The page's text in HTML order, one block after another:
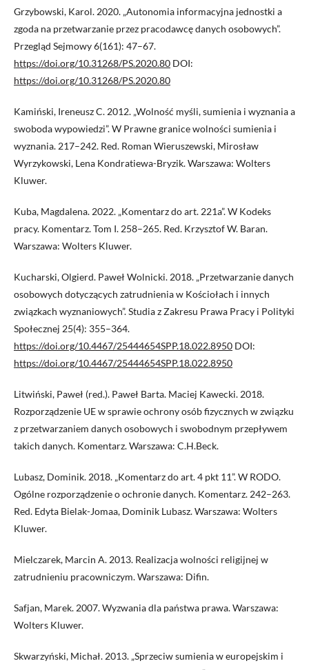
Grzybowski, Karol. 2020. „Autonomia informacyjna jednostki a
zgoda na przetwarzanie przez pracodawcę danych osobowych”.
Przegląd Sejmowy 6(161): 47–67.
https://doi.org/10.31268/PS.2020.80 DOI:
https://doi.org/10.31268/PS.2020.80
Kamiński, Ireneusz C. 2012. „Wolność myśli, sumienia i wyznania a
swoboda wypowiedzi”. W Prawne granice wolności sumienia i
wyznania. 217–242. Red. Roman Wieruszewski, Mirosław
Wyrzykowski, Lena Kondratiewa-Bryzik. Warszawa: Wolters
Kluwer.
Kuba, Magdalena. 2022. „Komentarz do art. 221a”. W Kodeks
pracy. Komentarz. Tom I. 258–265. Red. Krzysztof W. Baran.
Warszawa: Wolters Kluwer.
Kucharski, Olgierd. Paweł Wolnicki. 2018. „Przetwarzanie danych
osobowych dotyczących zatrudnienia w Kościołach i innych
związkach wyznaniowych”. Studia z Zakresu Prawa Pracy i Polityki
Społecznej 25(4): 355–364.
https://doi.org/10.4467/25444654SPP.18.022.8950 DOI:
https://doi.org/10.4467/25444654SPP.18.022.8950
Litwiński, Paweł (red.). Paweł Barta. Maciej Kawecki. 2018.
Rozporządzenie UE w sprawie ochrony osób fizycznych w związku
z przetwarzaniem danych osobowych i swobodnym przepływem
takich danych. Komentarz. Warszawa: C.H.Beck.
Lubasz, Dominik. 2018. „Komentarz do art. 4 pkt 11”. W RODO.
Ogólne rozporządzenie o ochronie danych. Komentarz. 242–263.
Red. Edyta Bielak-Jomaa, Dominik Lubasz. Warszawa: Wolters
Kluwer.
Mielczarek, Marcin A. 2013. Realizacja wolności religijnej w
zatrudnieniu pracowniczym. Warszawa: Difin.
Safjan, Marek. 2007. Wyzwania dla państwa prawa. Warszawa:
Wolters Kluwer.
Skwarzyński, Michał. 2013. „Sprzeciw sumienia w europejskim i